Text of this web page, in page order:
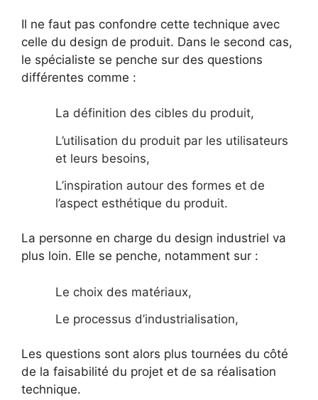
Il ne faut pas confondre cette technique avec
celle du design de produit. Dans le second cas,
le spécialiste se penche sur des questions
différentes comme :
La définition des cibles du produit,
L’utilisation du produit par les utilisateurs
et leurs besoins,
L’inspiration autour des formes et de
l’aspect esthétique du produit.
La personne en charge du design industriel va
plus loin. Elle se penche, notamment sur :
Le choix des matériaux,
Le processus d’industrialisation,
Les questions sont alors plus tournées du côté
de la faisabilité du projet et de sa réalisation
technique.